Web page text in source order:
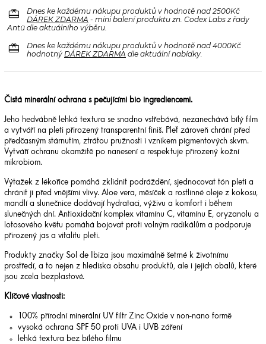
redeem
Dnes ke každému nákupu produktů v hodnotě nad 2500Kč
DÁREK ZDARMA - mini balení produktu zn. Codex Labs z řady
Antü dle aktuálního výběru.
redeem
Dnes ke každému nákupu produktů v hodnotě nad 4000Kč
hodnotný DÁREK ZDARMA dle aktuální nabídky.
Čistá minerální ochrana s pečujícími bio ingrediencemi.
Jeho hedvábně lehká textura se snadno vstřebává, nezanechává bílý film
a vytváří na pleti přirozený transparentní finiš. Pleť zároveň chrání před
předčasným stárnutím, ztrátou pružnosti i vznikem pigmentových skvrn.
Vytváří ochranu okamžitě po nanesení a respektuje přirozený kožní
mikrobiom.
Výtažek z lékořice pomáhá zklidnit podráždění, sjednocovat tón pleti a
chránit ji před vnějšími vlivy. Aloe vera, měsíček a rostlinné oleje z kokosu,
mandlí a slunečnice dodávají hydrataci, výživu a komfort i během
slunečných dní. Antioxidační komplex vitamínu C, vitamínu E, oryzanolu a
lotosového květu pomáhá bojovat proti volným radikálům a podporuje
přirozený jas a vitalitu pleti.
Produkty značky Sol de Ibiza jsou maximálně šetrné k životnímu
prostředí, a to nejen z hlediska obsahu produktů, ale i jejich obalů, které
jsou zcela bezplastové.
Klíčové vlastnosti:
100% přírodní minerální UV filtr Zinc Oxide v non-nano formě
vysoká ochrana SPF 50 proti UVA i UVB záření
lehká textura bez bílého filmu